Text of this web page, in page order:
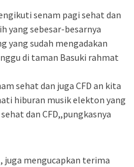
senam pagi sehat dan
yang sebesar-besarnya
yang sudah mengadakan
di taman Basuki rahmat
sehat dan juga CFD an kita
hiburan musik elekton yang
dan CFD,,pungkasnya
juga mengucapkan terima